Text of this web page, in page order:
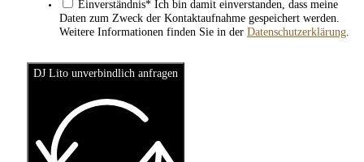
Einverständnis* Ich bin damit einverstanden, dass meine
Daten zum Zweck der Kontaktaufnahme gespeichert werden.
Weitere Informationen finden Sie in der Datenschutzerklärung.
DJ Lito unverbindlich anfragen